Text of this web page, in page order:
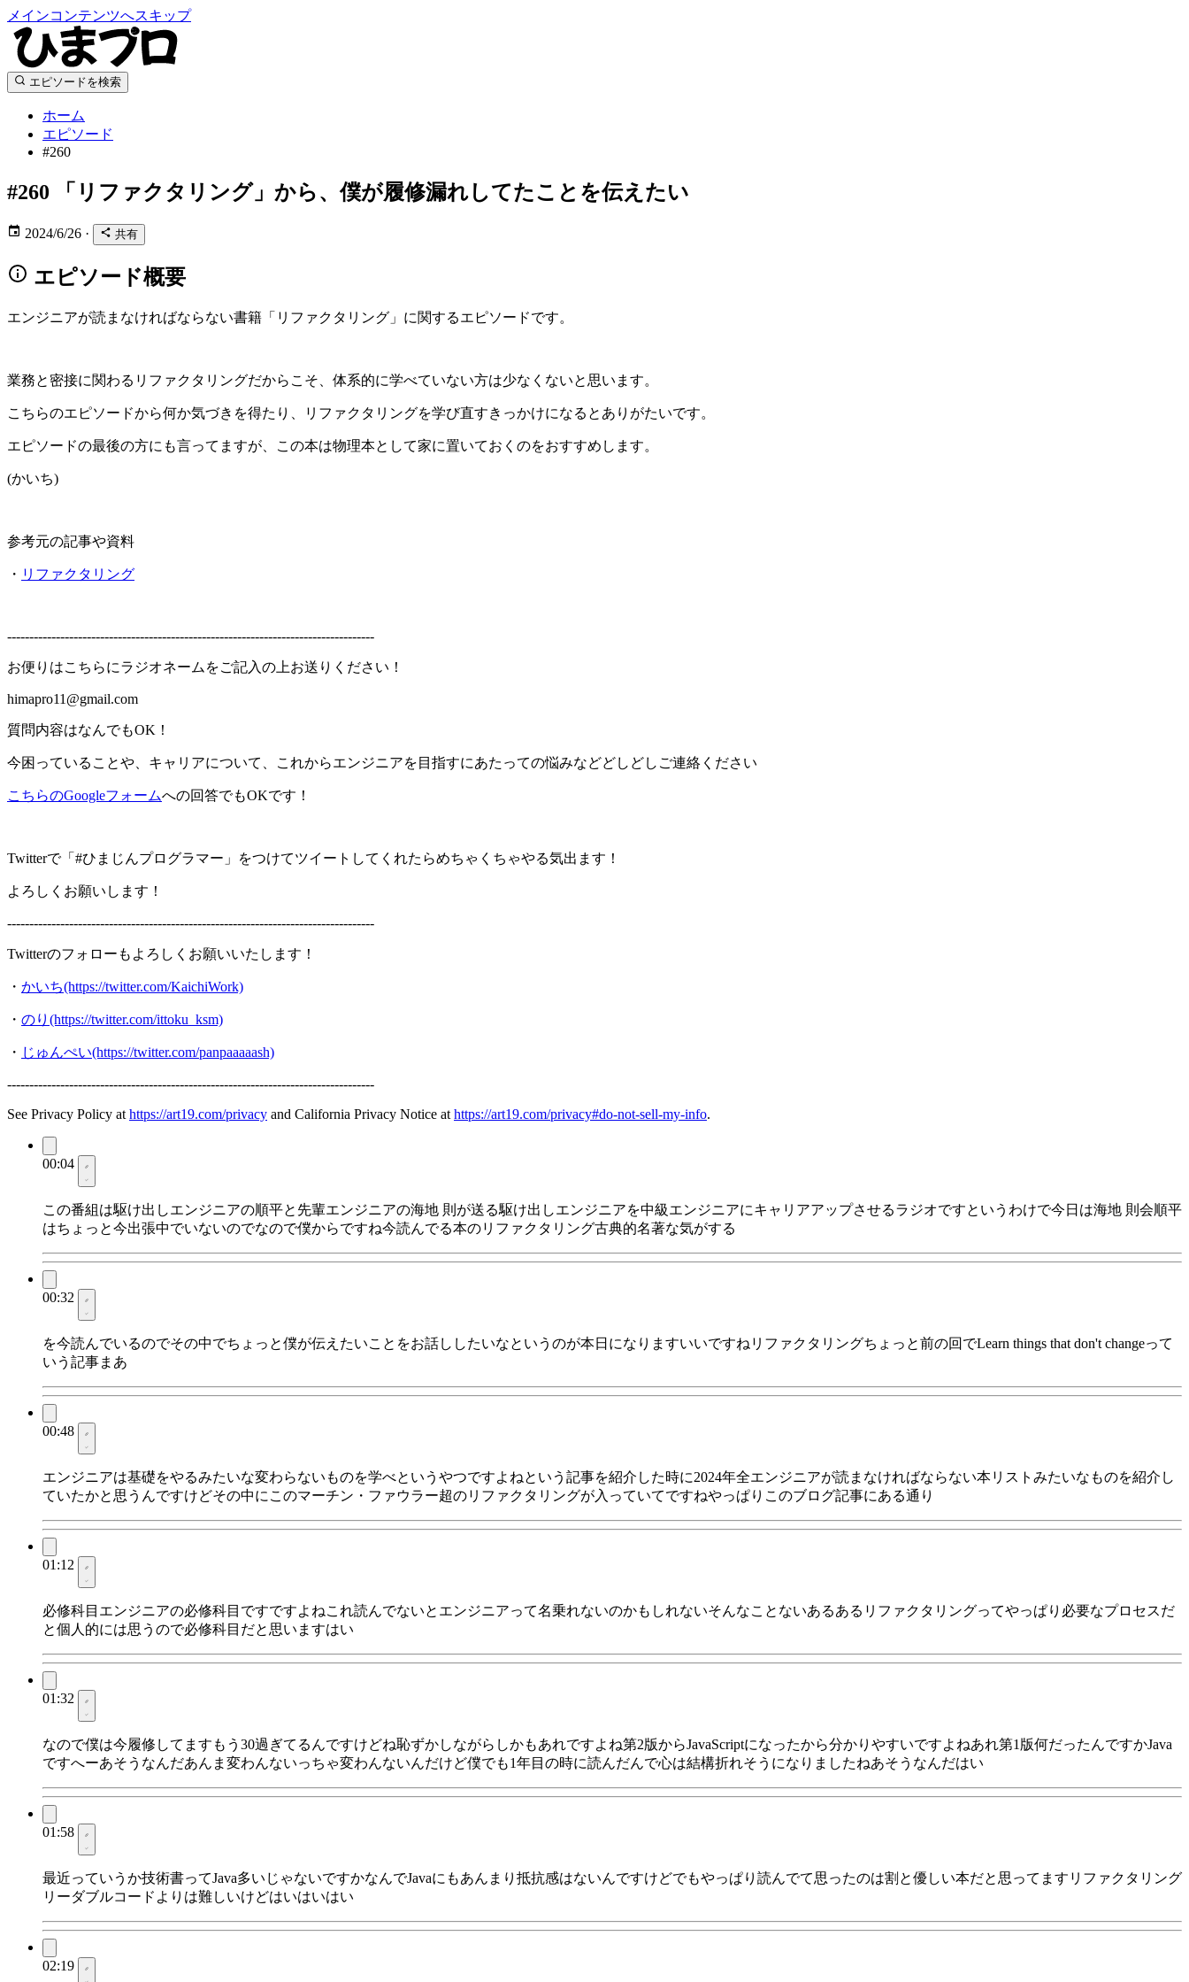
メインコンテンツへスキップ
エピソードを検索
ホーム
エピソード
#260
#260 「リファクタリング」から、僕が履修漏れしてたことを伝えたい
2024/6/26 · 共有
エピソード概要
エンジニアが読まなければならない書籍「リファクタリング」に関するエピソードです。
業務と密接に関わるリファクタリングだからこそ、体系的に学べていない方は少なくないと思います。
こちらのエピソードから何か気づきを得たり、リファクタリングを学び直すきっかけになるとありがたいです。
エピソードの最後の方にも言ってますが、この本は物理本として家に置いておくのをおすすめします。
(かいち)
参考元の記事や資料
・ リファクタリング
-----------------------------------------------------------------------------------
お便りはこちらにラジオネームをご記入の上お送りください！
himapro11@gmail.com
質問内容はなんでもOK！
今困っていることや、キャリアについて、これからエンジニアを目指すにあたっての悩みなどどしどしご連絡ください
こちらのGoogleフォームへの回答でもOKです！
Twitterで「#ひまじんプログラマー」をつけてツイートしてくれたらめちゃくちゃやる気出ます！
よろしくお願いします！
-----------------------------------------------------------------------------------
Twitterのフォローもよろしくお願いいたします！
・ かいち(https://twitter.com/KaichiWork)
・ のり(https://twitter.com/ittoku_ksm)
・ じゅんぺい(https://twitter.com/panpaaaaash)
-----------------------------------------------------------------------------------
See Privacy Policy at https://art19.com/privacy and California Privacy Notice at https://art19.com/privacy#do-not-sell-my-info.
00:04
この番組は駆け出しエンジニアの順平と先輩エンジニアの海地 則が送る駆け出しエンジニアを中級エンジニアにキャリアアップさせるラジオですというわけで今日は海地 則会順平
はちょっと今出張中でいないのでなので僕からですね今読んでる本のリファクタリング古典的名著な気がする
00:32
を今読んでいるのでその中でちょっと僕が伝えたいことをお話ししたいなというのが本日になりますいいですねリファクタリングちょっと前の回でLearn things that don't changeって
いう記事まあ
00:48
エンジニアは基礎をやるみたいな変わらないものを学べというやつですよねという記事を紹介した時に2024年全エンジニアが読まなければならない本リストみたいなものを紹介し
ていたかと思うんですけどその中にこのマーチン・ファウラー超のリファクタリングが入っていてですねやっぱりこのブログ記事にある通り
01:12
必修科目エンジニアの必修科目ですですよねこれ読んでないとエンジニアって名乗れないのかもしれないそんなことないあるあるリファクタリングってやっぱり必要なプロセスだ
と個人的には思うので必修科目だと思いますはい
01:32
なので僕は今履修してますもう30過ぎてるんですけどね恥ずかしながらしかもあれですよね第2版からJavaScriptになったから分かりやすいですよねあれ第1版何だったんですかJava
ですへーあそうなんだあんま変わんないっちゃ変わんないんだけど僕でも1年目の時に読んだんで心は結構折れそうになりましたねあそうなんだはい
01:58
最近っていうか技術書ってJava多いじゃないですかなんでJavaにもあんまり抵抗感はないんですけどでもやっぱり読んでて思ったのは割と優しい本だと思ってますリファクタリング
リーダブルコードよりは難しいけどはいはいはい
02:19